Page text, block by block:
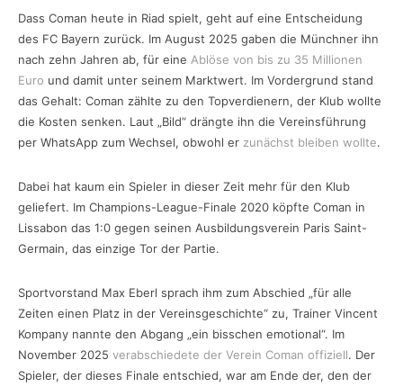
Dass Coman heute in Riad spielt, geht auf eine Entscheidung
des FC Bayern zurück. Im August 2025 gaben die Münchner ihn
nach zehn Jahren ab, für eine Ablöse von bis zu 35 Millionen
Euro und damit unter seinem Marktwert. Im Vordergrund stand
das Gehalt: Coman zählte zu den Topverdienern, der Klub wollte
die Kosten senken. Laut „Bild“ drängte ihn die Vereinsführung
per WhatsApp zum Wechsel, obwohl er zunächst bleiben wollte.
Dabei hat kaum ein Spieler in dieser Zeit mehr für den Klub
geliefert. Im Champions-League-Finale 2020 köpfte Coman in
Lissabon das 1:0 gegen seinen Ausbildungsverein Paris Saint-
Germain, das einzige Tor der Partie.
Sportvorstand Max Eberl sprach ihm zum Abschied „für alle
Zeiten einen Platz in der Vereinsgeschichte“ zu, Trainer Vincent
Kompany nannte den Abgang „ein bisschen emotional“. Im
November 2025 verabschiedete der Verein Coman offiziell. Der
Spieler, der dieses Finale entschied, war am Ende der, den der